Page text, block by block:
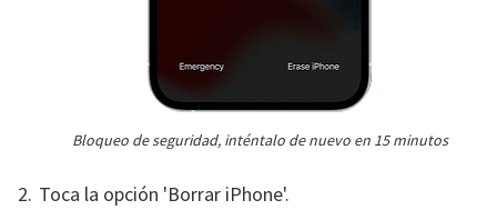
Bloqueo de seguridad, inténtalo de nuevo en 15 minutos
Toca la opción 'Borrar iPhone'.